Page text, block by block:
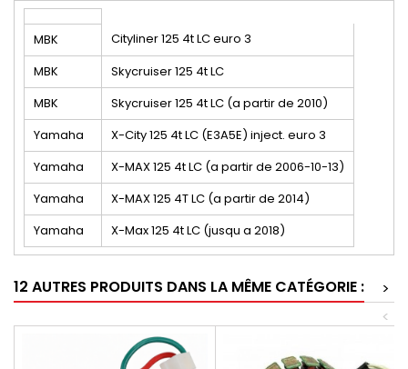
MBK
Cityliner 125 4t LC euro 3
MBK
Skycruiser 125 4t LC
MBK
Skycruiser 125 4t LC (a partir de 2010)
Yamaha
X-City 125 4t LC (E3A5E) inject. euro 3
Yamaha
X-MAX 125 4t LC (a partir de 2006-10-13)
Yamaha
X-MAX 125 4T LC (a partir de 2014)
Yamaha
X-Max 125 4t LC (jusqu a 2018)
12 AUTRES PRODUITS DANS LA MÊME CATÉGORIE :
>
<